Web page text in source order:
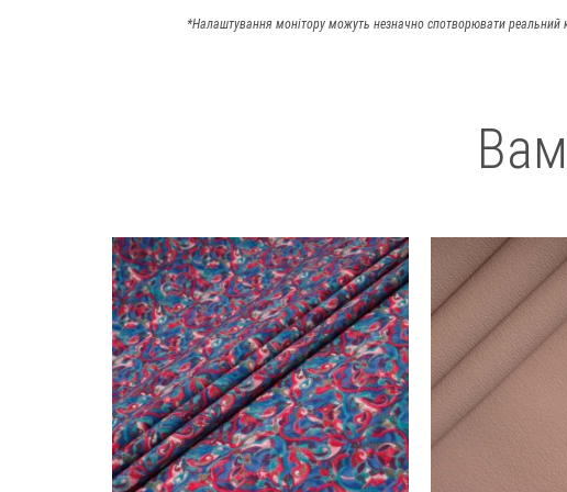
*Налаштування монітору можуть незначно спотворювати реальний